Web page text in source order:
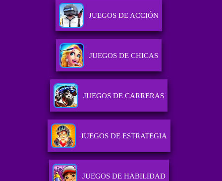
JUEGOS DE ACCIÓN
JUEGOS DE CHICAS
JUEGOS DE CARRERAS
JUEGOS DE ESTRATEGIA
JUEGOS DE HABILIDAD